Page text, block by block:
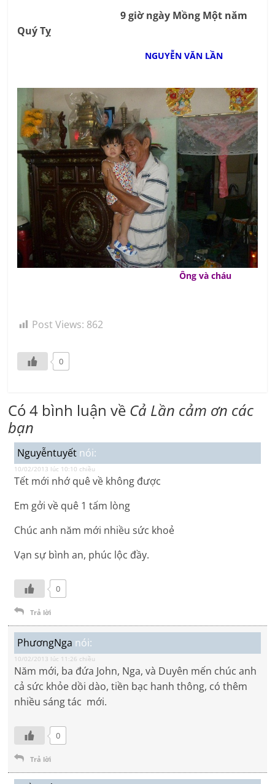
9 giờ ngày Mồng Một năm
Quý Tỵ
NGUYỄN VĂN LẦN
Ông và cháu
Post Views: 862
0
Có 4 bình luận về Cả Lần cảm ơn các
bạn
Nguyễntuyết nói:
10/02/2013 lúc 10:10 chiều
Tết mới nhớ quê về không được
Em gởi về quê 1 tấm lòng
Chúc anh năm mới nhiều sức khoẻ
Vạn sự bình an, phúc lộc đầy.
0
Trả lời
PhươngNga nói:
10/02/2013 lúc 11:26 chiều
Năm mới, ba đứa John, Nga, và Duyên mến chúc anh
cả sức khỏe dồi dào, tiền bạc hanh thông, có thêm
nhiều sáng tác mới.
0
Trả lời